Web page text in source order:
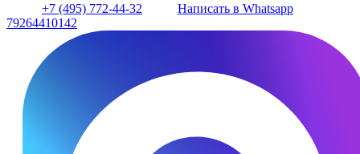
+7 (495) 772-44-32
Написать в Whatsapp
79264410142